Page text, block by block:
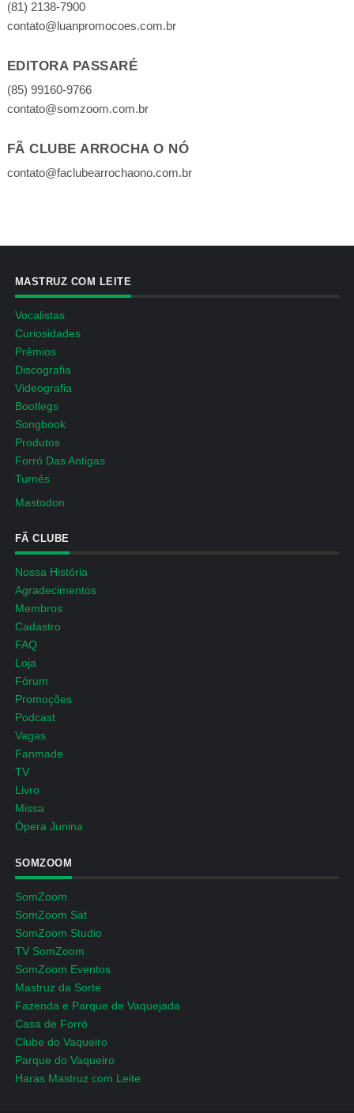
(81) 2138-7900
contato@luanpromocoes.com.br
EDITORA PASSARÉ
(85) 99160-9766
contato@somzoom.com.br
FÃ CLUBE ARROCHA O NÓ
contato@faclubearrochaono.com.br
MASTRUZ COM LEITE
Vocalistas
Curiosidades
Prêmios
Discografia
Videografia
Bootlegs
Songbook
Produtos
Forró Das Antigas
Turnês
Mastodon
FÃ CLUBE
Nossa História
Agradecimentos
Membros
Cadastro
FAQ
Loja
Fórum
Promoções
Podcast
Vagas
Fanmade
TV
Livro
Missa
Ópera Junina
SOMZOOM
SomZoom
SomZoom Sat
SomZoom Studio
TV SomZoom
SomZoom Eventos
Mastruz da Sorte
Fazenda e Parque de Vaquejada
Casa de Forró
Clube do Vaqueiro
Parque do Vaqueiro
Haras Mastruz com Leite